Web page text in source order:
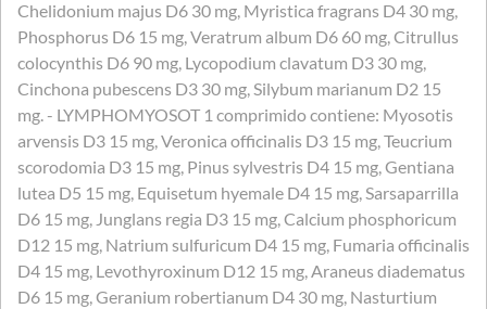
Chelidonium majus D6 30 mg, Myristica fragrans D4 30 mg,
Phosphorus D6 15 mg, Veratrum album D6 60 mg, Citrullus
colocynthis D6 90 mg, Lycopodium clavatum D3 30 mg,
Cinchona pubescens D3 30 mg, Silybum marianum D2 15
mg. - LYMPHOMYOSOT 1 comprimido contiene: Myosotis
arvensis D3 15 mg, Veronica officinalis D3 15 mg, Teucrium
scorodomia D3 15 mg, Pinus sylvestris D4 15 mg, Gentiana
lutea D5 15 mg, Equisetum hyemale D4 15 mg, Sarsaparrilla
D6 15 mg, Junglans regia D3 15 mg, Calcium phosphoricum
D12 15 mg, Natrium sulfuricum D4 15 mg, Fumaria officinalis
D4 15 mg, Levothyroxinum D12 15 mg, Araneus diadematus
D6 15 mg, Geranium robertianum D4 30 mg, Nasturtium